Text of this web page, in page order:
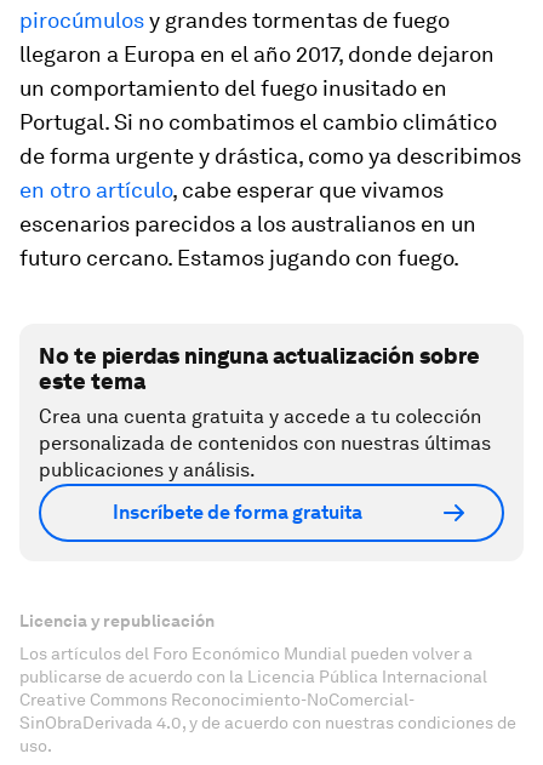
pirocúmulosy grandes tormentas de fuego
llegaron a Europa en el año 2017, donde dejaron
un comportamiento del fuego inusitado en
Portugal. Si no combatimos el cambio climático
de forma urgente y drástica, como ya describimos
en otro artículo, cabe esperar que vivamos
escenarios parecidos a los australianos en un
futuro cercano. Estamos jugando con fuego.
No te pierdas ninguna actualización sobre
este tema
Crea una cuenta gratuita y accede a tu colección
personalizada de contenidos con nuestras últimas
publicaciones y análisis.
Inscríbete de forma gratuita
Licencia y republicación
Los artículos del Foro Económico Mundial pueden volver a
publicarse de acuerdo con la Licencia Pública Internacional
Creative Commons Reconocimiento-NoComercial-
SinObraDerivada 4.0, y de acuerdo con nuestras condiciones de
uso.